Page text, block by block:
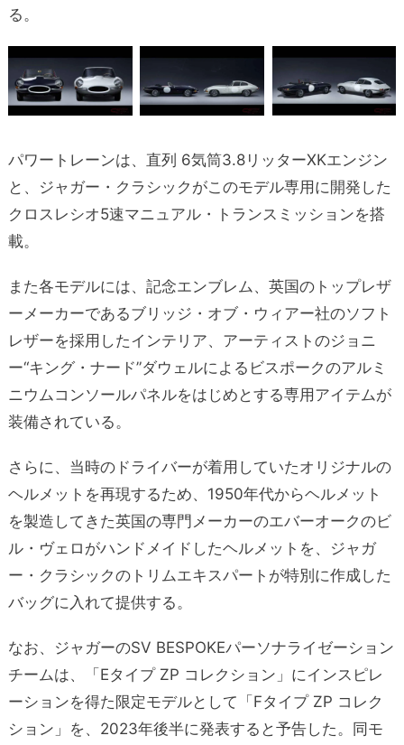
る。
パワートレーンは、直列 6気筒3.8リッターXKエンジン
と、ジャガー・クラシックがこのモデル専用に開発した
クロスレシオ5速マニュアル・トランスミッションを搭
載。
また各モデルには、記念エンブレム、英国のトップレザ
ーメーカーであるブリッジ・オブ・ウィアー社のソフト
レザーを採用したインテリア、アーティストのジョニ
ー“キング・ナード”ダウェルによるビスポークのアルミ
ニウムコンソールパネルをはじめとする専用アイテムが
装備されている。
さらに、当時のドライバーが着用していたオリジナルの
ヘルメットを再現するため、1950年代からヘルメット
を製造してきた英国の専門メーカーのエバーオークのビ
ル・ヴェロがハンドメイドしたヘルメットを、ジャガ
ー・クラシックのトリムエキスパートが特別に作成した
バッグに入れて提供する。
なお、ジャガーのSV BESPOKEパーソナライゼーション
チームは、「Eタイプ ZP コレクション」にインスピレ
ーションを得た限定モデルとして「Fタイプ ZP コレク
ション」を、2023年後半に発表すると予告した。同モ